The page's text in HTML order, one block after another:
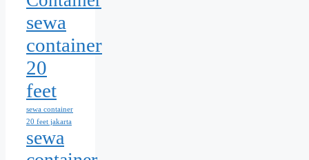
sewa
container
20
feet
sewa container
20 feet jakarta
sewa